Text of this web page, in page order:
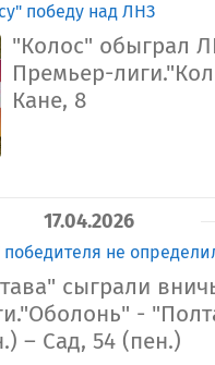
победу над ЛНЗ
"Колос" обыграл
Премьер-
Кане, 8
17.04.2026
не
сыграли
-
– Сад, 54 (пен.)